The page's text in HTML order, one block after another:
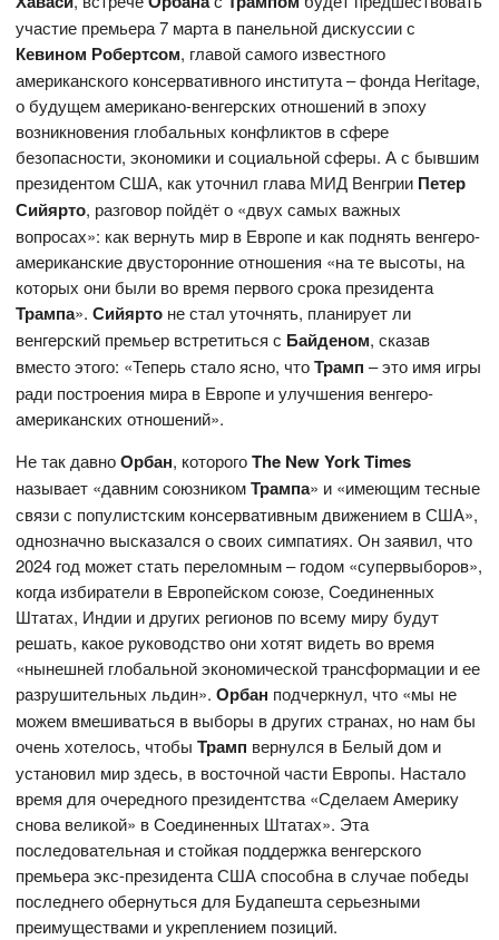
участие премьера 7 марта в панельной дискуссии с
Кевином Робертсом, главой самого известного
американского консервативного института – фонда Heritage,
о будущем американо-венгерских отношений в эпоху
возникновения глобальных конфликтов в сфере
безопасности, экономики и социальной сферы. А с бывшим
президентом США, как уточнил глава МИД Венгрии Петер
Сийярто, разговор пойдёт о «двух самых важных
вопросах»: как вернуть мир в Европе и как поднять венгеро-
американские двусторонние отношения «на те высоты, на
которых они были во время первого срока президента
Трампа».Сийярто не стал уточнять, планирует ли
венгерский премьер встретиться с Байденом, сказав
вместо этого: «Теперь стало ясно, чтоТрамп – это имя игры
ради построения мира в Европе и улучшения венгеро-
американских отношений».
Не так давноОрбан, которогоThe NewYorkTimes
называет «давним союзникомТрампа» и «имеющим тесные
связи с популистским консервативным движением в США»,
однозначно высказался о своих симпатиях. Он заявил, что
2024 год может стать переломным – годом «супервыборов»,
когда избиратели в Европейском союзе, Соединенных
Штатах, Индии и других регионов по всему миру будут
решать, какое руководство они хотят видеть во время
«нынешней глобальной экономической трансформации и ее
разрушительных льдин».Орбан подчеркнул, что «мы не
можем вмешиваться в выборы в других странах, но нам бы
очень хотелось, чтобыТрамп вернулся в Белый дом и
установил мир здесь, в восточной части Европы. Настало
время для очередного президентства «Сделаем Америку
снова великой» в Соединенных Штатах». Эта
последовательная и стойкая поддержка венгерского
премьера экс-президента США способна в случае победы
последнего обернуться для Будапешта серьезными
преимуществами и укреплением позиций.